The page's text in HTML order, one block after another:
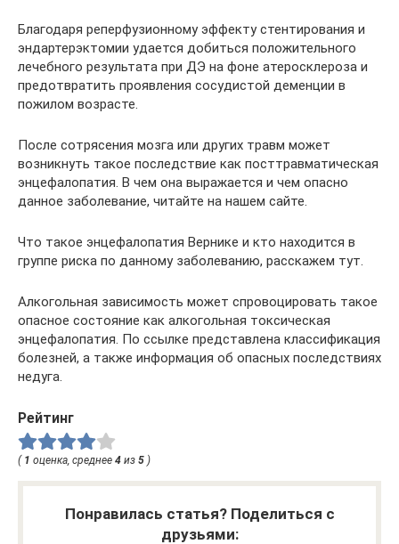
Благодаря реперфузионному эффекту стентирования и
эндартерэктомии удается добиться положительного
лечебного результата при ДЭ на фоне атеросклероза и
предотвратить проявления сосудистой деменции в
пожилом возрасте.
После сотрясения мозга или других травм может
возникнуть такое последствие как посттравматическая
энцефалопатия. В чем она выражается и чем опасно
данное заболевание, читайте на нашем сайте.
Что такое энцефалопатия Вернике и кто находится в
группе риска по данному заболеванию, расскажем тут.
Алкогольная зависимость может спровоцировать такое
опасное состояние как алкогольная токсическая
энцефалопатия. По ссылке представлена классификация
болезней, а также информация об опасных последствиях
недуга.
Рейтинг
( 1 оценка, среднее 4 из 5 )
Понравилась статья? Поделиться с
друзьями: